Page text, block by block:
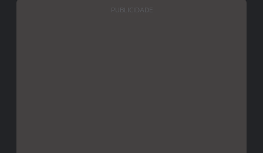
PUBLICIDADE